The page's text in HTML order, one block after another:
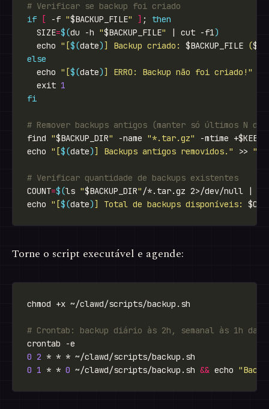
# Verificar se backup foi criado
if
[ -f "$BACKUP_FILE" ] ; then
  SIZE
=$(du -h "$BACKUP_FILE" | cut -f1)
  echo
"[$(date)] Backup criado: $BACKUP_FILE (
else
  echo
"[$(date)] ERRO: Backup não foi criado!"
  exit
1
fi
# Remover backups antigos (manter só últimos N
find "$BACKUP_DIR" -name "*.tar.gz"
echo "[$(date)] Backups antigos removidos." >> "
# Verificar quantidade de backups existentes
COUNT=$(ls "$BACKUP_DIR" /*.tar.gz 2>/dev/null |
echo "[$(date)] Total de backups disponíveis:
Torne o script executável e agende:
# Crontab: backup diário às 2h, semanal às 1h da
0 2
0 1 * * 0 ~/clawd/scripts/backup.sh && echo